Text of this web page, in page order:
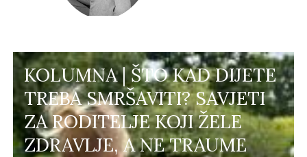
KOLUMNA | ŠTO KAD DIJETE
TREBA SMRŠAVITI? SAVJETI
ZA RODITELJE KOJI ŽELE
ZDRAVLJE, A NE TRAUME